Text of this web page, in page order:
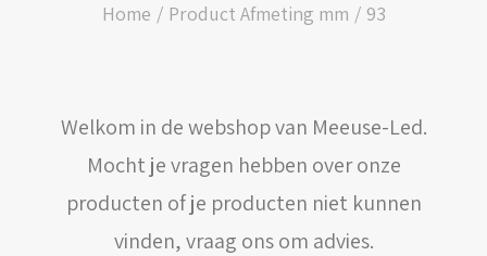
WEBSHOP
LOGIN / REGISTER
WINKELWAGEN
Home Product Afmeting mm 93
Welkom in de webshop van Meeuse-Led.
Mocht je vragen hebben over onze
producten of je producten niet kunnen
vinden, vraag ons om advies.